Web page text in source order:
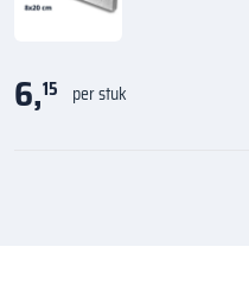
6,15 per stuk